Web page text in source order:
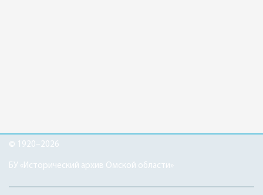
© 1920–2026
БУ «Исторический архив Омской области»